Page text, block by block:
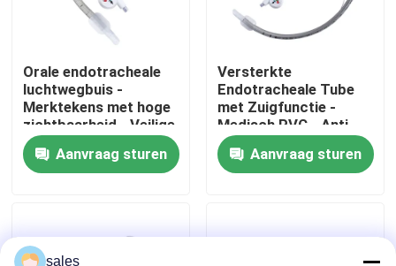
Kwaliteitscontrole
Contacteer ons
Vraag een offerte aan
Laryngeal Maskerluchtroute
Orale endotracheale
luchtwegbuis -
Merktekens met hoge
zichtbaarheid - Veilige
plaatsing - Latexvrij -
ISO CE-certificering
Aanvraag sturen
Versterkte
Endotracheale Tube
met Zuigfunctie -
Medisch PVC - Anti-
resistent - CE & ISO
Gecertificeerd
Aanvraag sturen
sales